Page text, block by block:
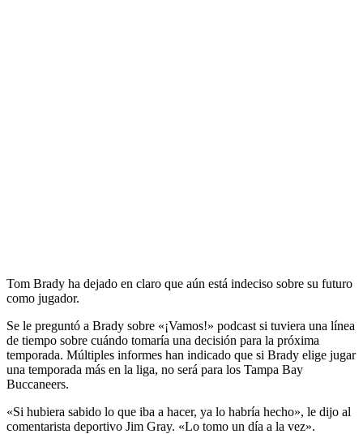
Tom Brady ha dejado en claro que aún está indeciso sobre su futuro
como jugador.
Se le preguntó a Brady sobre «¡Vamos!» podcast si tuviera una línea
de tiempo sobre cuándo tomaría una decisión para la próxima
temporada. Múltiples informes han indicado que si Brady elige jugar
una temporada más en la liga, no será para los Tampa Bay
Buccaneers.
«Si hubiera sabido lo que iba a hacer, ya lo habría hecho», le dijo al
comentarista deportivo Jim Gray. «Lo tomo un día a la vez».